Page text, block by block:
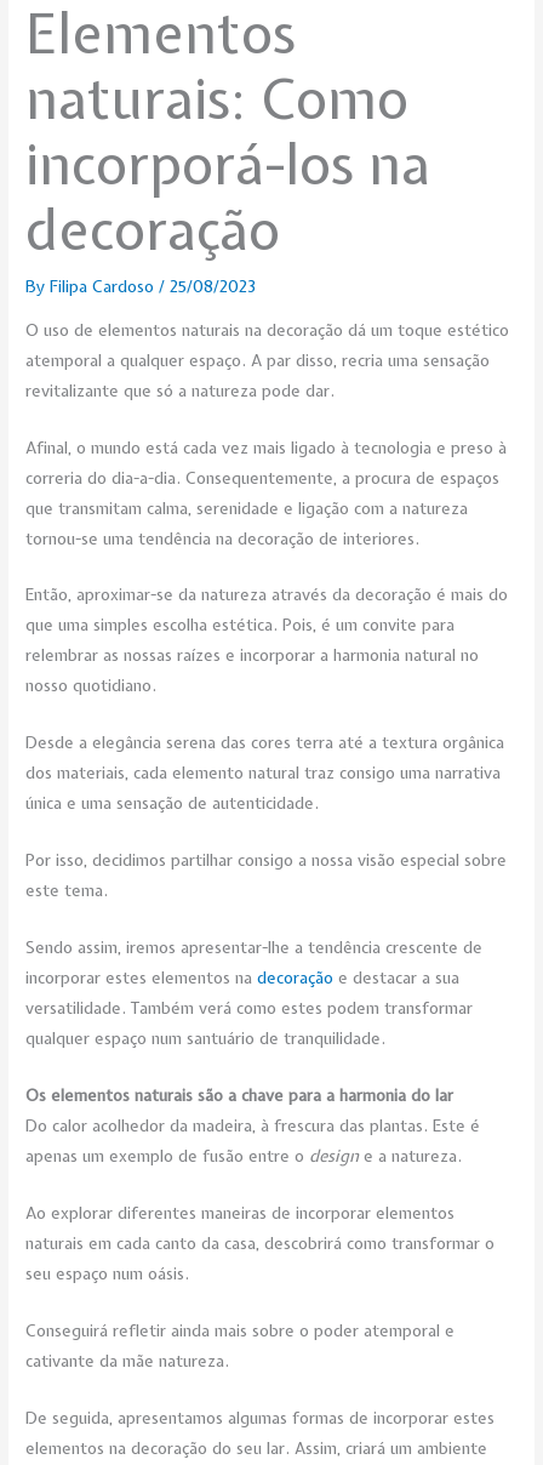
Elementos
naturais: Como
incorporá-los na
decoração
ByFilipa Cardoso/25/08/2023
O uso de elementos naturais na decoração dá um toque estético
atemporal a qualquer espaço. A par disso, recria uma sensação
revitalizante que só a natureza pode dar.
Afinal, o mundo está cada vez mais ligado à tecnologia e preso à
correria do dia-a-dia. Consequentemente, a procura de espaços
que transmitam calma, serenidade e ligação com a natureza
tornou-se uma tendência na decoração de interiores.
Então, aproximar-se da natureza através da decoração é mais do
que uma simples escolha estética. Pois, é um convite para
relembrar as nossas raízes e incorporar a harmonia natural no
nosso quotidiano.
Desde a elegância serena das cores terra até a textura orgânica
dos materiais, cada elemento natural traz consigo uma narrativa
única e uma sensação de autenticidade.
Por isso, decidimos partilhar consigo a nossa visão especial sobre
este tema.
Sendo assim, iremos apresentar-lhe a tendência crescente de
incorporar estes elementos nadecoração e destacar a sua
versatilidade. Também verá como estes podem transformar
qualquer espaço num santuário de tranquilidade.
Os elementos naturais são a chave para a harmonia do lar
Do calor acolhedor da madeira, à frescura das plantas. Este é
apenas um exemplo de fusão entre o designe a natureza.
Ao explorar diferentes maneiras de incorporar elementos
naturais em cada canto da casa, descobrirá como transformar o
seu espaço num oásis.
Conseguirá refletir ainda mais sobre o poder atemporal e
cativante da mãe natureza.
De seguida, apresentamos algumas formas de incorporar estes
elementos na decoração do seu lar. Assim, criará um ambiente